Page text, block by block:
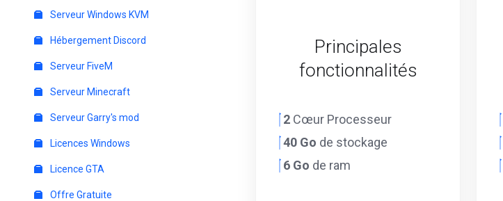
Serveur Windows KVM
Hébergement Discord
Serveur FiveM
Serveur Minecraft
Serveur Garry's mod
Licences Windows
Licence GTA
Offre Gratuite
Principales
fonctionnalités
2 Cœur Processeur
40 Go de stockage
6 Go de ram